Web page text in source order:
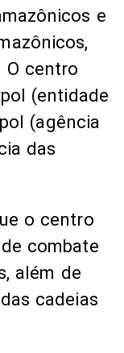
e
O centro
(entidade
(agência
das
o centro
combate
além de
cadeias